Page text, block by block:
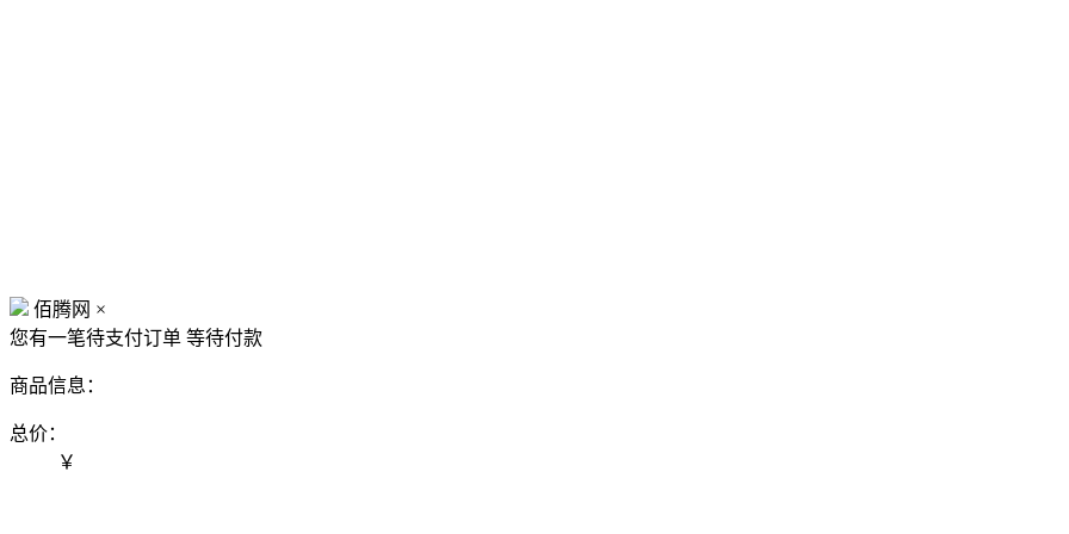
佰腾网 ×
您有一笔待支付订单 等待付款
商品信息：
总价：
￥